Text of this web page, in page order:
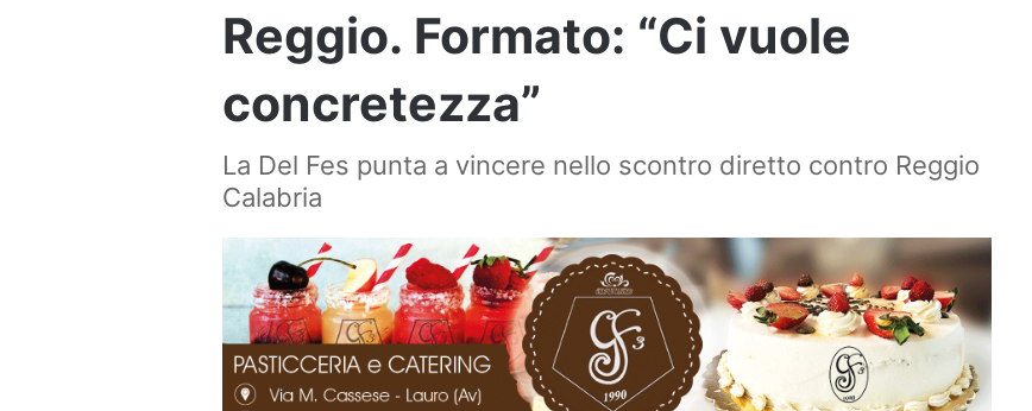
Reggio. Formato: “Ci vuole
concretezza”
La Del Fes punta a vincere nello scontro diretto contro Reggio
Calabria